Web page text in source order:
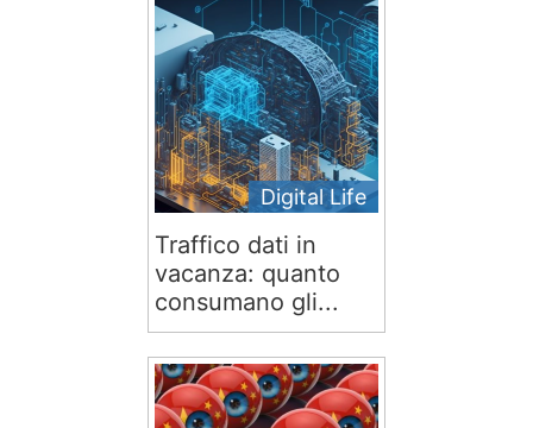
Digital Life
Traffico dati in
vacanza: quanto
consumano gli...